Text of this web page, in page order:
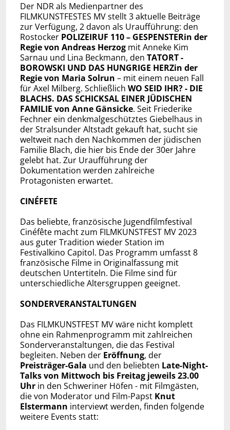
Der NDR als Medienpartner des
FILMKUNSTFESTES MV stellt 3 aktuelle Beiträge
zur Verfügung, 2 davon als Uraufführung: den
Rostocker POLIZEIRUF 110 – GESPENSTERin der
Regie von Andreas Herzogmit Anneke Kim
Sarnau und Lina Beckmann, den TATORT -
BOROWSKI UND DAS HUNGRIGE HERZin der
Regie von Maria Solrun – mit einem neuen Fall
für Axel Milberg. Schließlich WO SEID IHR? - DIE
BLACHS. DAS SCHICKSAL EINER JÜDISCHEN
FAMILIE von Anne Gänsicke. Seit Friederike
Fechner ein denkmalgeschütztes Giebelhaus in
der Stralsunder Altstadt gekauft hat, sucht sie
weltweit nach den Nachkommen der jüdischen
Familie Blach, die hier bis Ende der 30er Jahre
gelebt hat. Zur Uraufführung der
Dokumentation werden zahlreiche
Protagonisten erwartet.
CINÉFETE
Das beliebte, französische Jugendfilmfestival
Cinéfête macht zum FILMKUNSTFEST MV 2023
aus guter Tradition wieder Station im
Festivalkino Capitol. Das Programm umfasst 8
französische Filme in Originalfassung mit
deutschen Untertiteln. Die Filme sind für
unterschiedliche Altersgruppen geeignet.
SONDERVERANSTALTUNGEN
Das FILMKUNSTFEST MV wäre nicht komplett
ohne ein Rahmenprogramm mit zahlreichen
Sonderveranstaltungen, die das Festival
begleiten. Neben der Eröffnung, der
Preisträger-Gala und den beliebten Late-Night-
Talks von Mittwoch bis Freitag jeweils 23.00
Uhr in den Schweriner Höfen - mit Filmgästen,
die von Moderator und Film-Papst Knut
Elstermann interviewt werden, finden folgende
weitere Events statt: